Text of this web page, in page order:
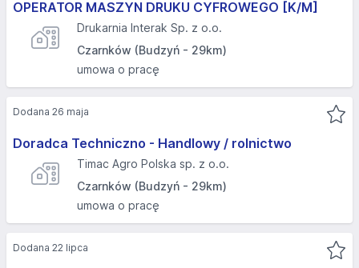
OPERATOR MASZYN DRUKU CYFROWEGO [K/M]
Drukarnia Interak Sp. z o.o.
Czarnków (Budzyń - 29km)
umowa o pracę
Doradca Techniczno - Handlowy / rolnictwo
Timac Agro Polska sp. z o.o.
Czarnków (Budzyń - 29km)
umowa o pracę
Dodana 26 maja
Dodana 22 lipca